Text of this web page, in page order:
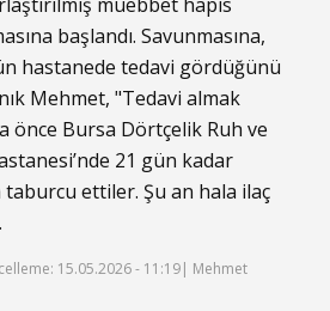
başlandı. Savunmasına,
hastanede tedavi gördüğünü
Mehmet, "Tedavi almak
önce Bursa Dörtçelik Ruh ve
21 gün kadar
taburcu ettiler. Şu an hala ilaç
15.05.2026 - 11:19| Mehmet